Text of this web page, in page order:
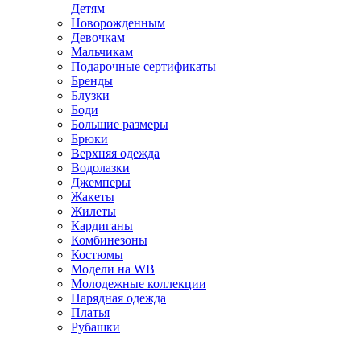
Детям
Новорожденным
Девочкам
Мальчикам
Подарочные сертификаты
Бренды
Блузки
Боди
Большие размеры
Брюки
Верхняя одежда
Водолазки
Джемперы
Жакеты
Жилеты
Кардиганы
Комбинезоны
Костюмы
Модели на WB
Молодежные коллекции
Нарядная одежда
Платья
Рубашки